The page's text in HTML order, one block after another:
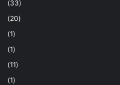
(33)
(20)
(1)
(1)
(11)
(1)